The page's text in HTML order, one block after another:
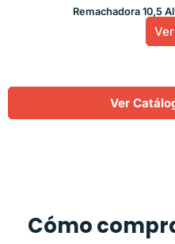
Remachadora 10,5
Ver
Cómo